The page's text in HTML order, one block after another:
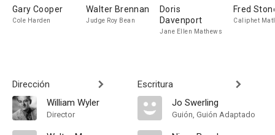
Gary Cooper
Cole Harden
Walter Brennan
Judge Roy Bean
Doris
Davenport
Jane Ellen Mathews
Fred
Caliphet
Dirección
William Wyler
Director
Escritura
Jo Swerling
Guión, Guión Adaptado